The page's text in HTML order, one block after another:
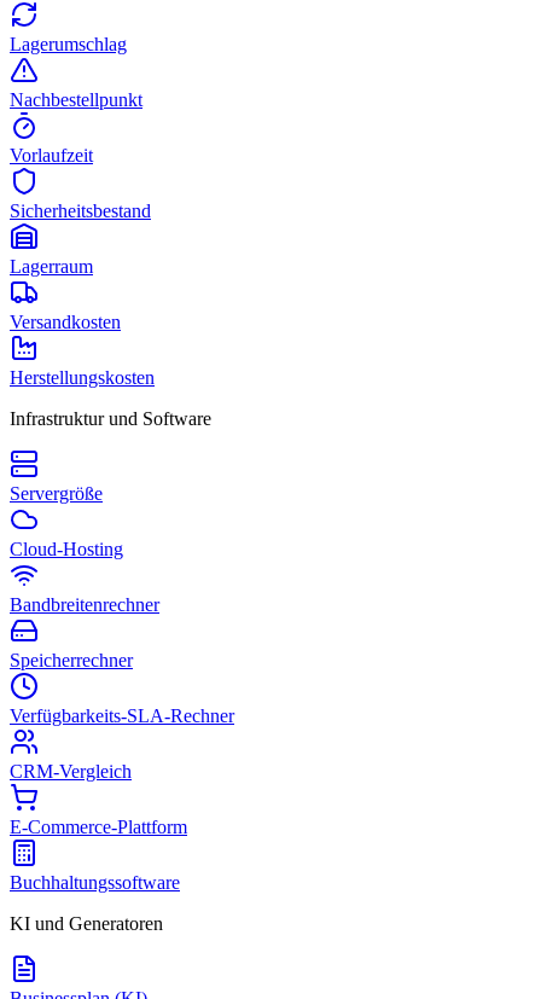
Lagerumschlag
Nachbestellpunkt
Vorlaufzeit
Sicherheitsbestand
Lagerraum
Versandkosten
Herstellungskosten
Infrastruktur und Software
Servergröße
Cloud-Hosting
Bandbreitenrechner
Speicherrechner
Verfügbarkeits-SLA-Rechner
CRM-Vergleich
E-Commerce-Plattform
Buchhaltungssoftware
KI und Generatoren